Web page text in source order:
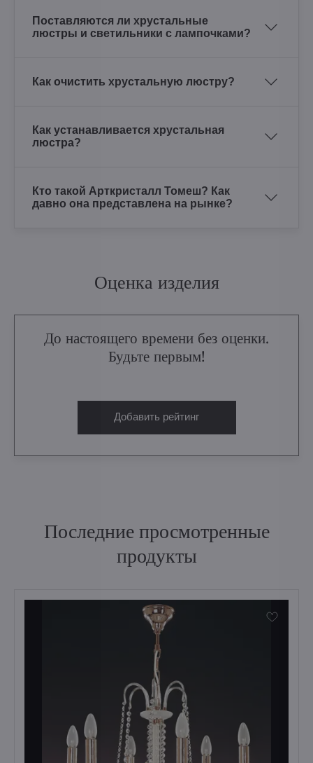
Поставляются ли хрустальные
люстры и светильники с лампочками?
Как очистить хрустальную люстру?
Как устанавливается хрустальная
люстра?
Кто такой Арткристалл Томеш? Как
давно она представлена на рынке?
Оценка изделия
До настоящего времени без оценки.
Будьте первым!
Добавить рейтинг
Последние просмотренные
продукты